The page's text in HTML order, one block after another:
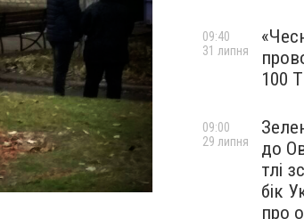
Пожар в
Сайт Курахово и
100
09:40
31 липня
до
тлі
бік
про
09:00
29 липня